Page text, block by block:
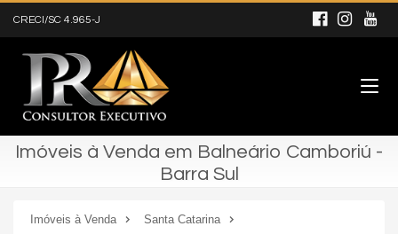
CRECI/SC 4.965-J
Imóveis à Venda em Balneário Camboriú -
Barra Sul
Imóveis à Venda
Santa Catarina